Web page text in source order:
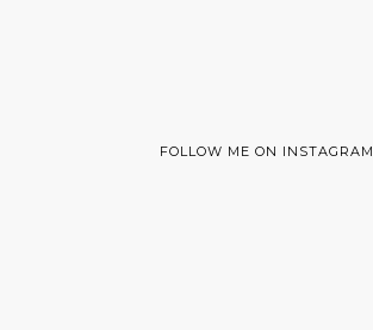
FOLLOW ME ON INSTAGRAM